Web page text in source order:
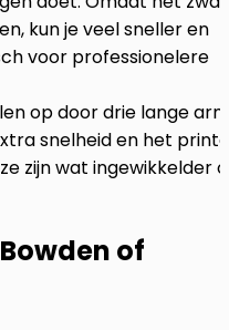
kun je veel sneller en
voor professionelere
op door drie lange
snelheid en het
zijn wat ingewikkelder
of